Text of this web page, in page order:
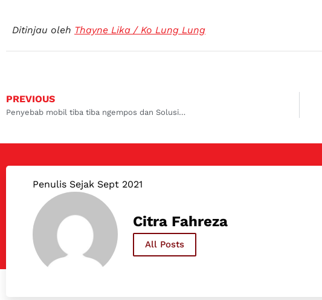
Ditinjau oleh Thayne Lika / Ko Lung Lung
PREVIOUS
Penyebab mobil tiba tiba ngempos dan Solusinya
Penulis Sejak Sept 2021
Citra Fahreza
All Posts